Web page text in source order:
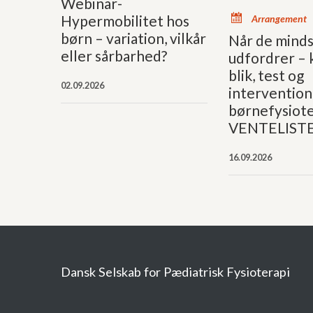
Hypermobilitet hos
børn – variation, vilkår
eller sårbarhed?
02.09.2026
x Arrangement
Når de
udfordrer –
blik, test og
16.09.2026
Dansk Selskab for Pædiatrisk Fysioterapi